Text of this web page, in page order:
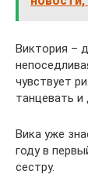
Виктория –
чувствует
танцевать и
Вика уже
году в
сестру.